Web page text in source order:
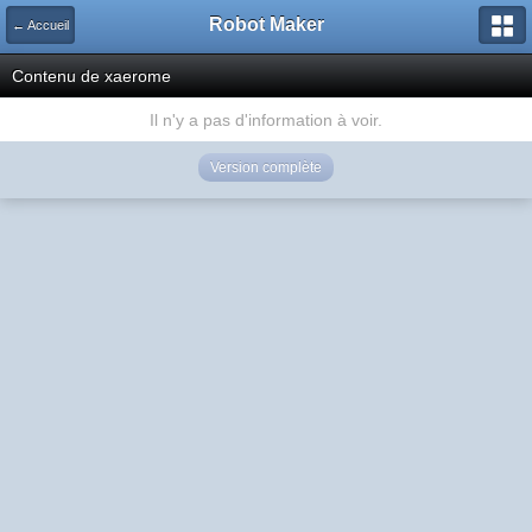
← Accueil Robot Maker
Contenu de xaerome
Il n'y a pas d'information à voir.
Version complète